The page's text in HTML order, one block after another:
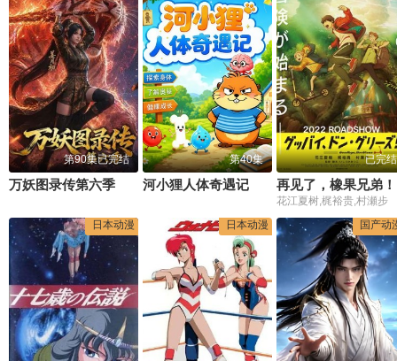
第90集已完结
万妖图录传第六季
第40集
河小狸人体奇遇记
已完结
再见了，橡果兄弟！
花江夏树,梶裕贵,村瀬步
日本动漫
日本动漫 国产动